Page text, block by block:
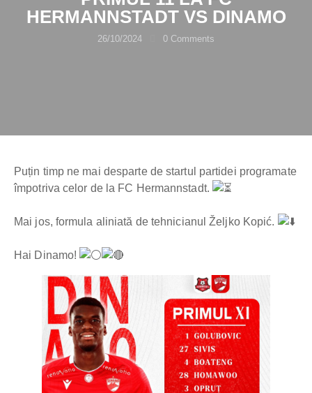
HERMANNSTADT VS DINAMO
26/10/2024 0 Comments
Puțin timp ne mai desparte de startul partidei programate
împotriva celor de la FC Hermannstadt.
Mai jos, formula aliniată de tehnicianul Željko Kopić.
Hai Dinamo!